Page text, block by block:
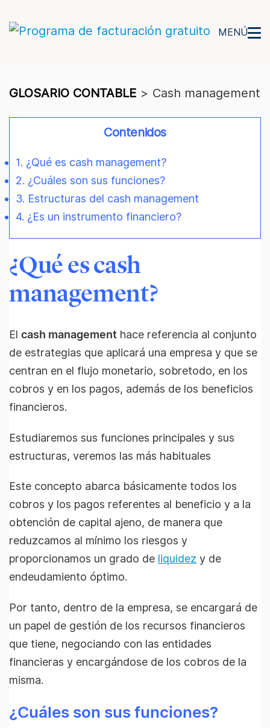
MENÚ
GLOSARIO CONTABLE > Cash management
Contenidos
1. ¿Qué es cash management?
2. ¿Cuáles son sus funciones?
3. Estructuras del cash management
4. ¿Es un instrumento financiero?
¿Qué es cash
management?
El cash management hace referencia al conjunto
de estrategias que aplicará una empresa y que se
centran en el flujo monetario, sobretodo, en los
cobros y en los pagos, además de los beneficios
financieros.
Estudiaremos sus funciones principales y sus
estructuras, veremos las más habituales
Este concepto abarca básicamente todos los
cobros y los pagos referentes al beneficio y a la
obtención de capital ajeno, de manera que
reduzcamos al mínimo los riesgos y
proporcionamos un grado de liquidez y de
endeudamiento óptimo.
Por tanto, dentro de la empresa, se encargará de
un papel de gestión de los recursos financieros
que tiene, negociando con las entidades
financieras y encargándose de los cobros de la
misma.
¿Cuáles son sus funciones?